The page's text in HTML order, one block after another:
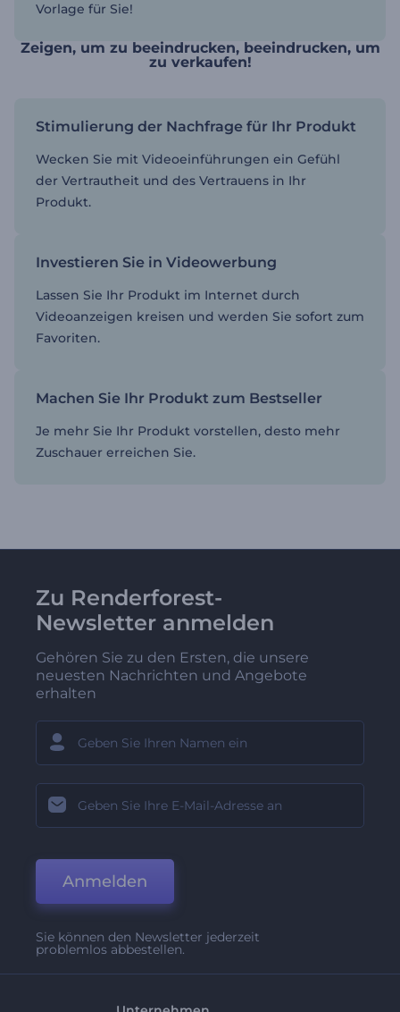
Vorlage für Sie!
Zeigen, um zu beeindrucken, beeindrucken, um
zu verkaufen!
Stimulierung der Nachfrage für Ihr Produkt
Wecken Sie mit Videoeinführungen ein Gefühl
der Vertrautheit und des Vertrauens in Ihr
Produkt.
Investieren Sie in Videowerbung
Lassen Sie Ihr Produkt im Internet durch
Videoanzeigen kreisen und werden Sie sofort zum
Favoriten.
Machen Sie Ihr Produkt zum Bestseller
Je mehr Sie Ihr Produkt vorstellen, desto mehr
Zuschauer erreichen Sie.
Zu Renderforest-
Newsletter anmelden
Gehören Sie zu den Ersten, die unsere
neuesten Nachrichten und Angebote
erhalten
Anmelden
Sie können den Newsletter jederzeit
problemlos abbestellen.